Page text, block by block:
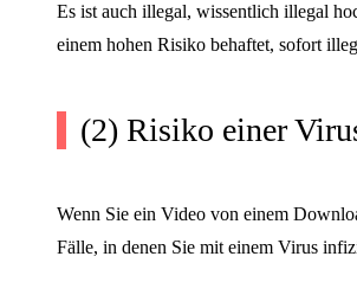
Es ist auch illegal, wissentlich illegal
einem hohen Risiko behaftet, sofort
(2) Risiko einer
Wenn Sie ein Video von einem
Fälle, in denen Sie mit einem Virus